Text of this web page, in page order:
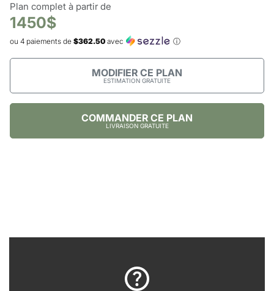
Plan complet à partir de
1450$
ou 4 paiements de $362.50 avec ⓘ
MODIFIER CE PLAN
ESTIMATION GRATUITE
COMMANDER CE PLAN
LIVRAISON GRATUITE